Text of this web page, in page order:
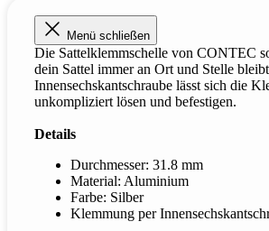
Menü schließen
Die Sattelklemmschelle von CONTEC
dein Sattel immer an Ort und Stelle
Innensechskantschraube lässt sich die
unkompliziert lösen und befestigen.
Details
Durchmesser: 31.8 mm
Material: Aluminium
Farbe: Silber
Klemmung per